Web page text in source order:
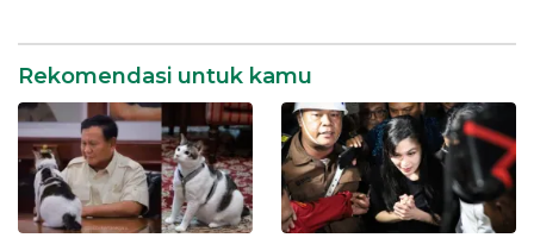
Rekomendasi untuk kamu